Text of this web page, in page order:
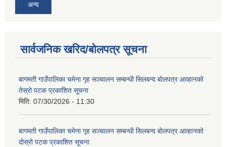
अन्य
सार्वजनिक खरिद/बोलपत्र सूचना
बागमती गाउँपालिका चमेना गृह सञ्चालन सम्बन्धी सिलबन्द बोलपत्र आव्हानको
तेस्रो पटक प्रकाशित सूचना
मिति: 07/30/2026 - 11:30
बागमती गाउँपालिका चमेना गृह सञ्चालन सम्बन्धी सिलबन्द बोलपत्र आव्हानको
दोस्रो पटक प्रकाशित सूचना